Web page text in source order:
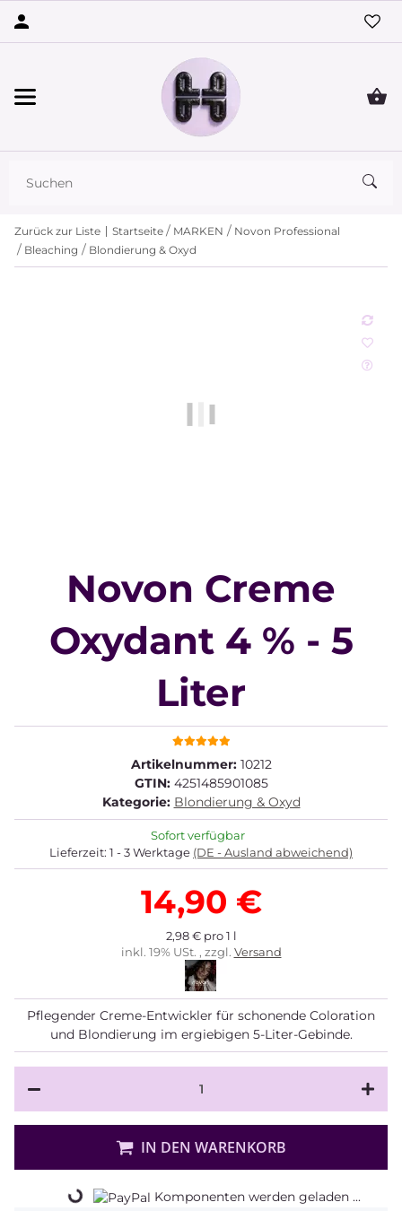
Zurück zur Liste Startseite MARKEN
Novon Professional
Bleaching
Blondierung & Oxyd
Novon Creme
Oxydant 4 % - 5
Liter
Artikelnummer: 10212
GTIN: 4251485901085
Kategorie: Blondierung & Oxyd
Sofort verfügbar
Lieferzeit: 1 - 3 Werktage (DE - Ausland abweichend)
14,90 €
2,98 € pro 1 l
inkl. 19% USt. , zzgl. Versand
Pflegender Creme-Entwickler für schonende Coloration
und Blondierung im ergiebigen 5-Liter-Gebinde.
IN DEN WARENKORB
Komponenten werden geladen ...